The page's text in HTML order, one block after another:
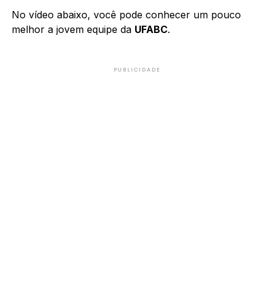
No vídeo abaixo, você pode conhecer um pouco
melhor a jovem equipe da UFABC.
PUBLICIDADE